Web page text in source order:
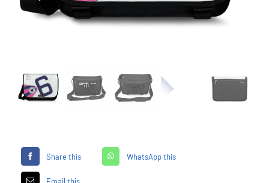
Segelankauf
Kontakt
Share this WhatsApp this
Email this